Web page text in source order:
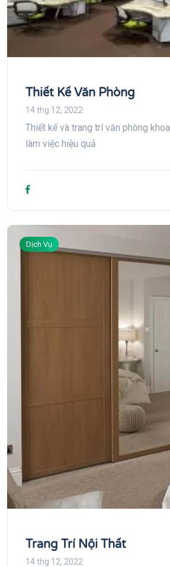
Thiết Kế Văn Phòng
14 thg 12, 2022
Thiết kế và trang trí văn phòng
làm việc hiệu quả
Dịch Vụ
Trang Trí Nội Thất
14 thg 12, 2022